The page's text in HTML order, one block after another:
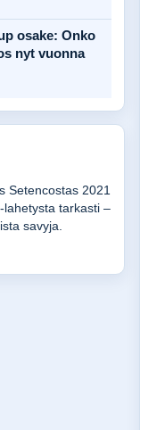
osake: Onko
nyt vuonna
Maailman
– vinkit ja reseptit.
ajan